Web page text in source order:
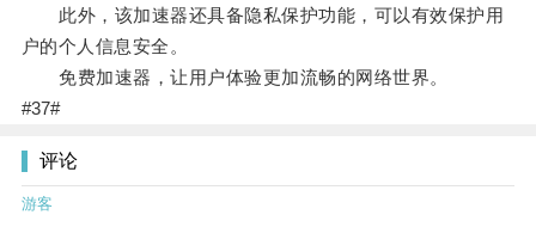
此外，该加速器还具备隐私保护功能，可以有效保护用
户的个人信息安全。
免费加速器，让用户体验更加流畅的网络世界。
#37#
评论
游客